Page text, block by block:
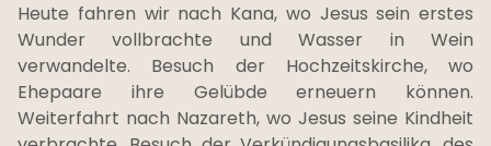
Heute fahren wir nach Kana, wo Jesus sein erstes
Wunder vollbrachte und Wasser in Wein
verwandelte. Besuch der Hochzeitskirche, wo
Ehepaare ihre Gelübde erneuern können.
Weiterfahrt nach Nazareth, wo Jesus seine Kindheit